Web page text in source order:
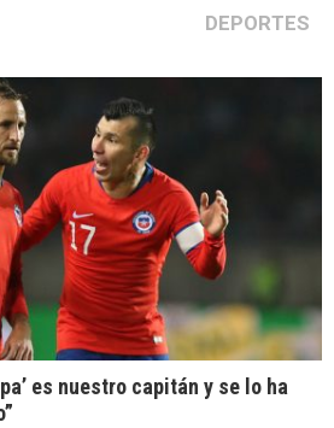
DEPORTES
es nuestro capitán y se lo ha